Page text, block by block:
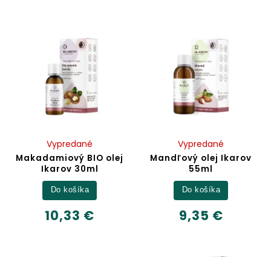
Makadamiový BIO olej
Ikarov 30ml
Vypredané
10,33 €
Do košíka
Mandľový olej Ikarov
55ml
Vypredané
9,35 €
Do košíka